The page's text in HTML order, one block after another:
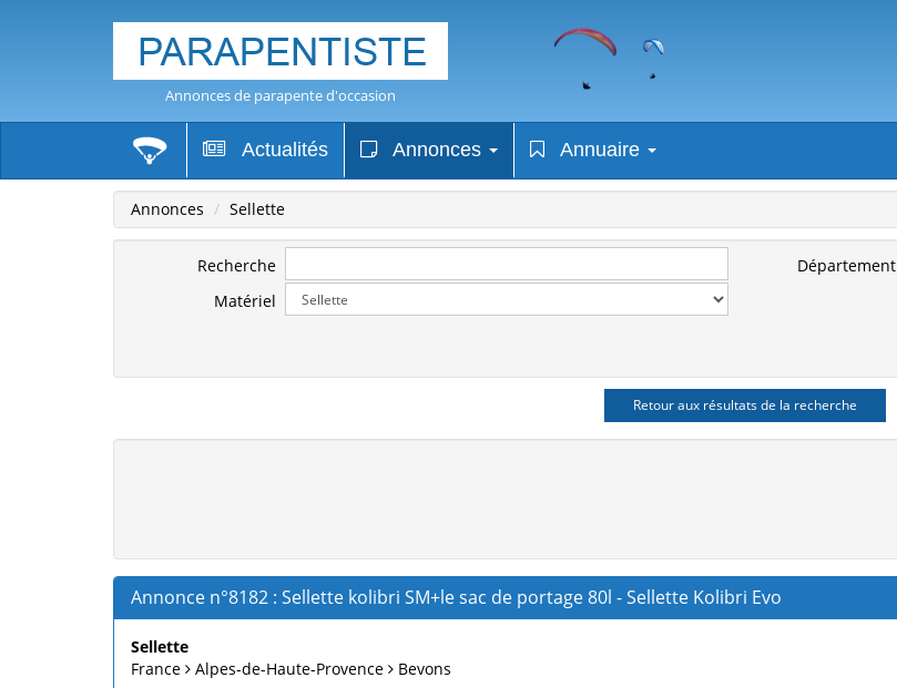
Annonces de parapente d'occasion
Actualités Annonces Annuaire
Annonces Sellette
Recherche
Matériel
Département
Retour aux résultats de la recherche
Annonce n°8182 : Sellette kolibri SM+le sac de portage 80l - Sellette Kolibri Evo
Sellette
France
Alpes-de-Haute-Provence Bevons